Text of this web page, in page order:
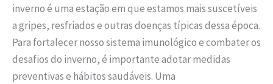
inverno é uma estação em que estamos mais suscetíveis
a gripes, resfriados e outras doenças típicas dessa época.
Para fortalecer nosso sistema imunológico e combater os
desafios do inverno, é importante adotar medidas
preventivas e hábitos saudáveis. Uma